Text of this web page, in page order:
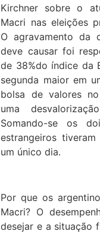
Kirchner sobre o
Macri nas eleições
O agravamento da
deve causar foi
de 38%do índice da
segunda maior em
bolsa de valores
uma
Somando-se os
estrangeiros
um único dia.
Por que os
Macri? O
desejar e a situação